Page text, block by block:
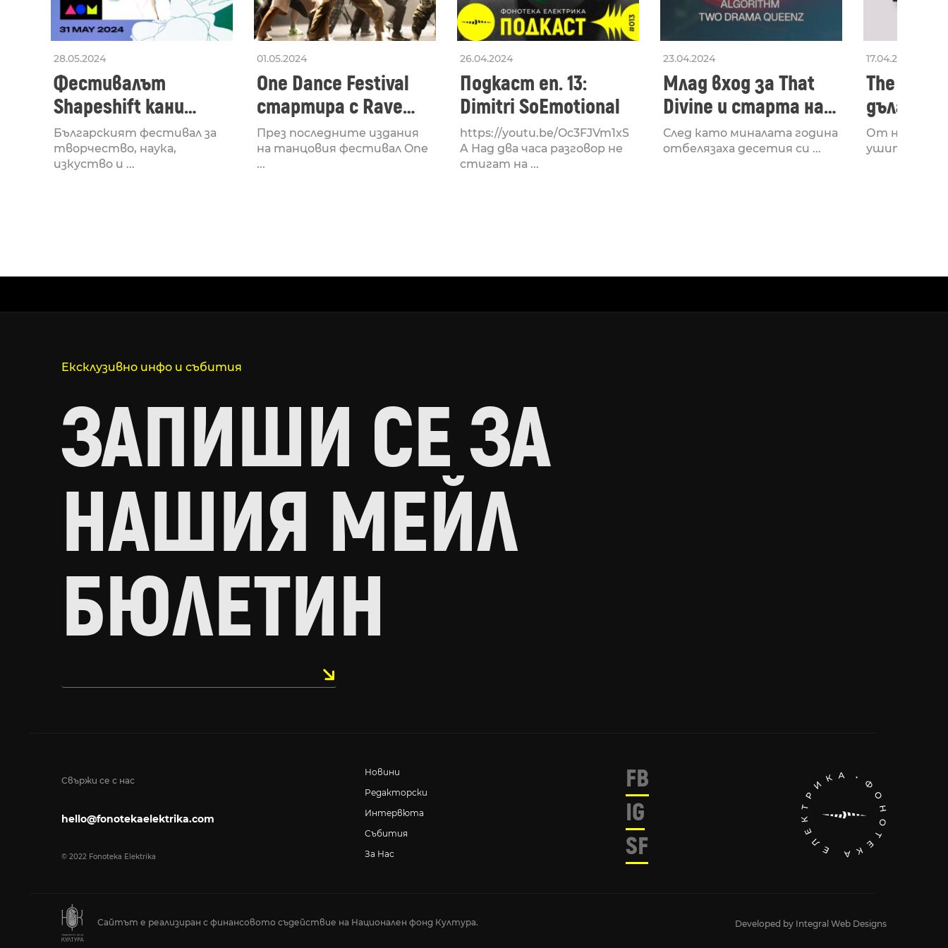
28.05.2024
Фестивалът
Shapeshift кани
Fabrizio Mammarella
за откриването си
Българският фестивал за
творчество, наука,
изкуство и ...
01.05.2024
One Dance Festival
стартира с Rave
Lucid, посветен на
рейв културата
През последните издания
на танцовия фестивал One
...
26.04.2024
Подкаст еп. 13:
Dimitri SoEmotional
https://youtu.be/Oc3FJVm1xS
A Над два часа разговор не
стигат на ...
23.04.2024
Млад вход за That
Divine и старта на
лейбъла им
След като миналата година
отбелязаха десетия си ...
17.04.2024
The
втори
излезе
От няколко
ушите и
Ексклузивно инфо и събития
ЗАПИШИ СЕ ЗА
НАШИЯ МЕЙЛ
БЮЛЕТИН
Свържи се с нас
hello@fonotekaelektrika.com
© 2022 Fonoteka Elektrika
Новини
Редакторски
Интервюта
Събития
За Нас
FB
IG
SF
Сайтът е реализиран с финансовото съдействие на Национален фонд Култура. Developed by Integral Web Designs